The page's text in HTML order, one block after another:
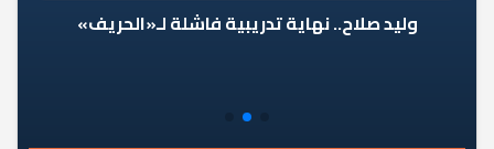
وليد صلاح.. نهاية تدريبية فاشلة لـ«الحريف»